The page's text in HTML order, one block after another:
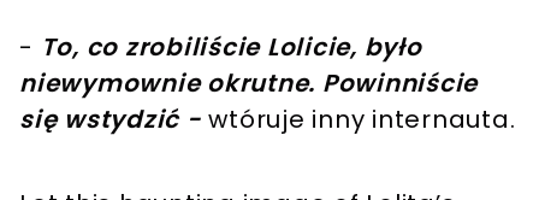
- To, co zrobiliście Lolicie, było
niewymownie okrutne. Powinniście
się wstydzić - wtóruje inny internauta.